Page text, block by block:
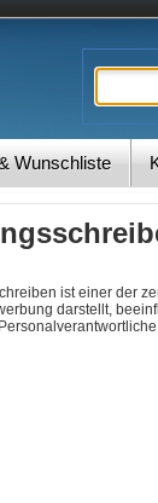
Wunschliste
ist einer der
darstellt,